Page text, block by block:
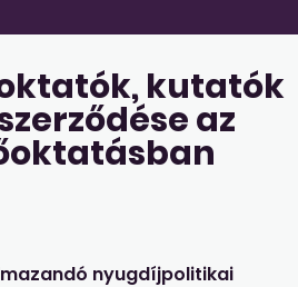
kutatók
az
nyugdíjpolitikai